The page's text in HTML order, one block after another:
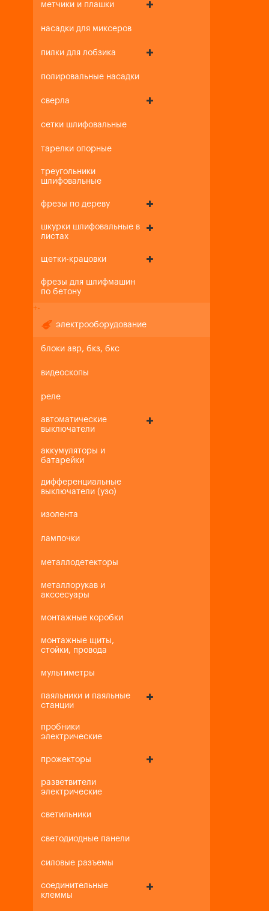
метчики и плашки
насадки для миксеров
пилки для лобзика
полировальные насадки
сверла
сетки шлифовальные
тарелки опорные
треугольники
шлифовальные
фрезы по дереву
шкурки шлифовальные в
листах
щетки-крацовки
фрезы для шлифмашин
по бетону
+-
электрооборудование
блоки авр, бкз, бкс
видеоскопы
реле
автоматические
выключатели
аккумуляторы и
батарейки
дифференциальные
выключатели (узо)
изолента
лампочки
металлодетекторы
металлорукав и
акссесуары
монтажные коробки
монтажные щиты,
стойки, провода
мультиметры
паяльники и паяльные
станции
пробники
электрические
прожекторы
разветвители
электрические
светильники
светодиодные панели
силовые разъемы
соединительные
клеммы